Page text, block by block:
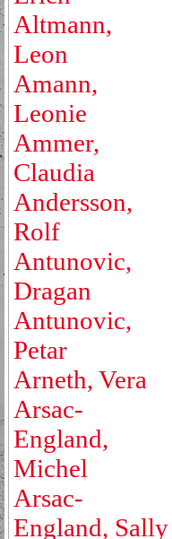
Altmann,
Leon
Amann,
Leonie
Ammer,
Claudia
Andersson,
Rolf
Antunovic,
Dragan
Antunovic,
Petar
Arneth, Vera
Arsac-
England,
Michel
Arsac-
England, Sally